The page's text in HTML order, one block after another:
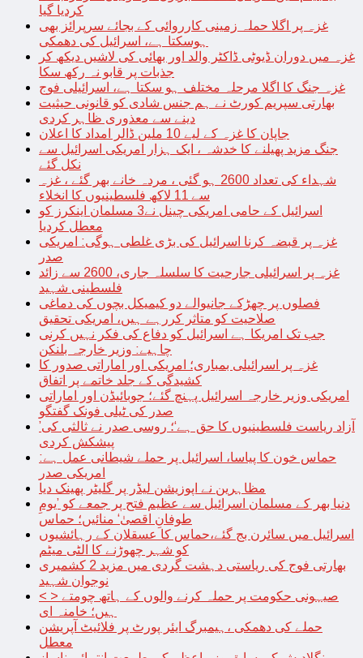
کردیا گیا
غزہ پر اگلا حملہ زمینی کارروائی کے بجائے سرپرائز بھی
ہوسکتا ہے، اسرائیل کی دھمکی
غزہ میں دوران ڈیوٹی ڈاکٹر والد اور بھائی کی لاشیں دیکھ کر
جذبات پر قابو نہ رکھ سکا
غزہ جنگ کا اگلا مرحلہ مختلف ہو سکتا ہے، اسرائیلی فوج
بھارتی سپریم کورٹ نے ہم جنس شادی کو قانونی حیثیت
دینے سے معذوری ظاہر کردی
جاپان کا غزہ کے لیے 10 ملین ڈالر امداد کا اعلان
جنگ مزید پھیلنے کا خدشہ ، ایک ہزار امریکی اسرائیل سے
نکل گئے
شہداء کی تعداد 2600 ہو گئی ، مردہ خانے بھر گئے ، غزہ
سے 11 لاکھ فلسطینیوں کا انخلاء
اسرائیل کے حامی امریکی چینل نے3 مسلمان اینکرز کو
معطل کردیا
غزہ پر قبضہ کرنا اسرائیل کی بڑی غلطی ہوگی: امریکی
صدر
غزہ پر اسرائیلی جارحیت کا سلسلہ جاری، 2600 سے زائد
فلسطینی شہید
فصلوں پر چھڑکے جانیوالے دو کیمیکل بچوں کی دماغی
صلاحیت کو متاثر کررہے ہیں، امریکی تحقیق
جب تک امریکا ہے اسرائیل کو دفاع کی فکر نہیں کرنی
چاہیے: وزیر خارجہ بلنکن
غزہ پر اسرائیلی بمباری؛ امریکی اور اماراتی صدور کا
کشیدگی کے جلد خاتمے پر اتفاق
امریکی وزیر خارجہ اسرائیل پہنچ گئے؛ جوبائیڈن اور اماراتی
صدر کی ٹیلی فونک گفتگو
’آزاد ریاست فلسطینیوں کا حق ہے‘؛ روسی صدر نے ثالثی کی
پیشکش کردی
حماس خون کا پیاسا، اسرائیل پر حملے شیطانی عمل ہے:
امریکی صدر
مظاہرین نے اپوزیشن لیڈر پر گلیٹر پھینک دیا
دنیا بھر کے مسلمان اسرائیل سے عظیم فتح پر جمعے کو ’یومِ
طوفانِ اقصیٰ‘ منائیں؛ حماس
اسرائیل میں سائرن بج گئے،حماس کا عسقلان کے رہائشیوں
کو شہر چھوڑنے کا الٹی میٹم
بھارتی فوج کی ریاستی دہشت گردی میں مزید 2 کشمیری
نوجوان شہید
< > صیہونی حکومت پر حملہ کرنے والوں کے ہاتھ چومتے
ہیں؛ خامنہ ای
حملے کی دھمکی ،ہیمبرگ ایئر پورٹ پر فلائیٹ آپریشن
معطل